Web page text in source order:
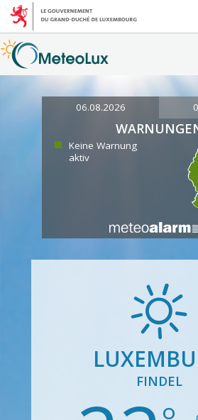
06.08.2026
Keine Warnung
aktiv
FINDEL